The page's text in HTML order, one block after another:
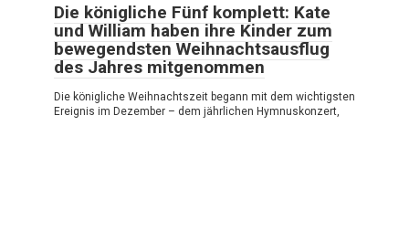
Die königliche Fünf komplett: Kate
und William haben ihre Kinder zum
bewegendsten Weihnachtsausflug
des Jahres mitgenommen
Die königliche Weihnachtszeit begann mit dem wichtigsten
Ereignis im Dezember – dem jährlichen Hymnuskonzert,